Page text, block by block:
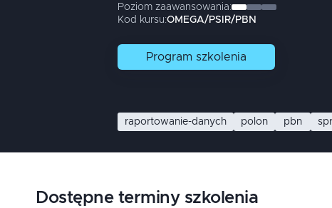
Poziom zaawansowania:
Kod kursu:OMEGA/PSIR/PBN
Program szkolenia
raportowanie-danych polon pbn
Dostępne terminy szkolenia